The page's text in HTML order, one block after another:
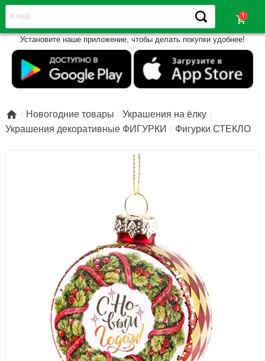
shopping_cart
Установите наше приложение, чтобы делать покупки удобнее!
 Новогодние товары
Украшения на ёлку
Украшения декоративные ФИГУРКИ
Фигурки СТЕКЛО